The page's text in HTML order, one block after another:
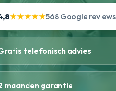
★★★★★568 Google reviews
telefonisch advies
maanden garantie